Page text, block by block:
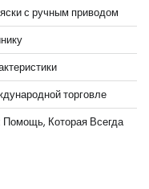
с ручным приводом
торговле
Помощь, Которая Всегда